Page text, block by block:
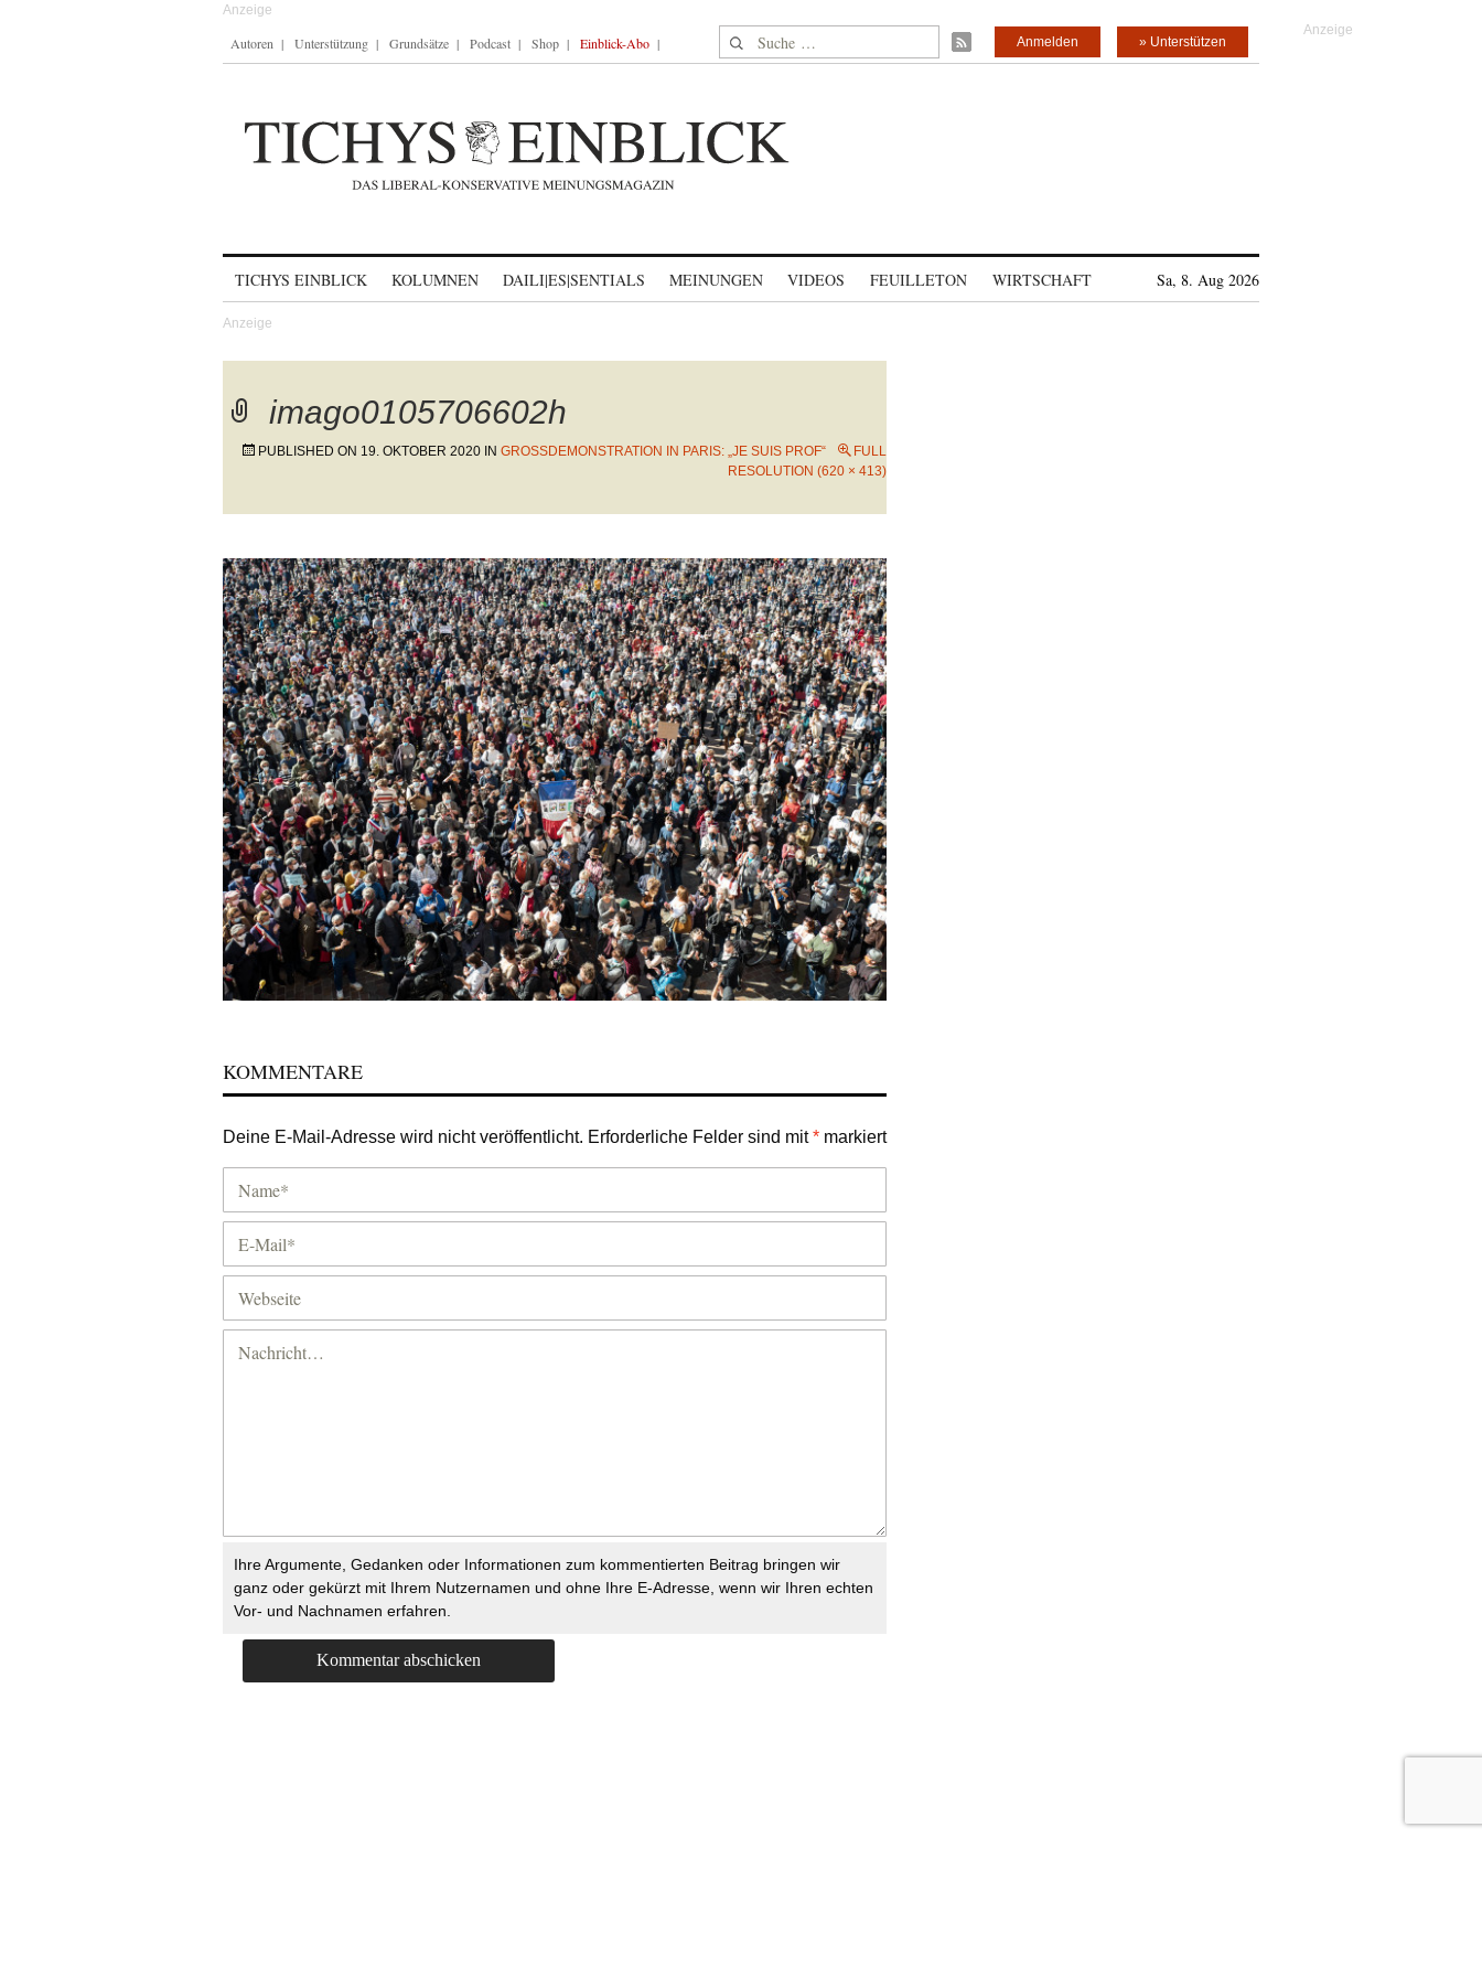
Autoren Unterstützung Grundsätze Podcast Shop Einblick-Abo Suche nach: » Unterstützen
Anmelden
TICHYS EINBLICK KOLUMNEN DAILI|ES|SENTIALS MEINUNGEN VIDEOS FEUILLETON WIRTSCHAFT Sa, 8. Aug 2026
imago0105706602h
PUBLISHED ON 19. OKTOBER 2020 IN GROSSDEMONSTRATION IN PARIS: „JE SUIS PROF“
FULL
RESOLUTION (620 × 413)
KOMMENTARE
Deine E-Mail-Adresse wird nicht veröffentlicht. Erforderliche Felder sind mit* markiert
Ihre Argumente, Gedanken oder Informationen zum kommentierten Beitrag bringen wir
ganz oder gekürzt mit Ihrem Nutzernamen und ohne Ihre E-Adresse, wenn wir Ihren echten
Vor- und Nachnamen erfahren.